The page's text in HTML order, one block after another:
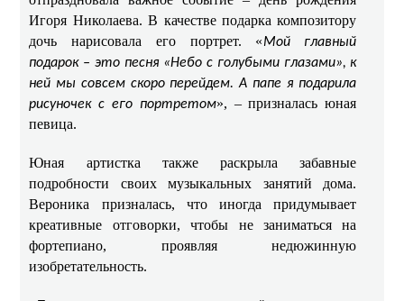
Игоря Николаева. В качестве подарка композитору
дочь нарисовала его портрет. «Мой главный
подарок – это песня «Небо с голубыми глазами», к
ней мы совсем скоро перейдем. А папе я подарила
рисуночек с его портретом», – призналась юная
певица.
Юная артистка также раскрыла забавные
подробности своих музыкальных занятий дома.
Вероника призналась, что иногда придумывает
креативные отговорки, чтобы не заниматься на
фортепиано, проявляя недюжинную
изобретательность.